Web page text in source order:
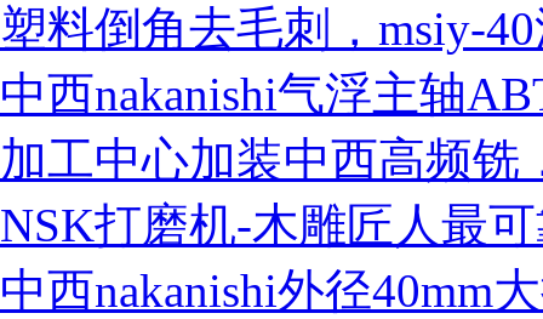
营业执照
塑料倒角去毛刺，msiy-
中西nakanishi气浮主轴
加工中心加装中西高频铣
NSK打磨机-木雕匠人最
中西nakanishi外径40mm